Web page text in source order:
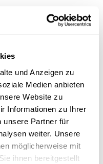
und Anzeigen zu
Medien anbieten
Website zu
Informationen zu Ihrer
unsere Partner für
weiter. Unsere
möglicherweise mit
ihnen bereitgestellt
das muss ein tolles Gefühl
entsteht.